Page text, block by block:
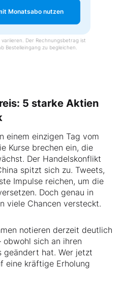
Monatsabo nutzen
Der Rechnungsbetrag ist
Bestelleingang zu begleichen.
5 starke Aktien
einem einzigen Tag vom
Kurse brechen ein, die
Der Handelskonflikt
spitzt sich zu. Tweets,
Impulse reichen, um die
Doch genau in
viele Chancen versteckt.
notieren derzeit deutlich
sich an ihren
geändert hat. Wer jetzt
eine kräftige Erholung